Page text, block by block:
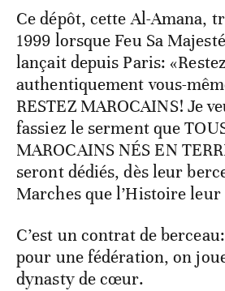
Ce dépôt, cette Al-Amana,
1999 lorsque Feu Sa
lançait depuis Paris: «Restez
authentiquement vous-
RESTEZ MAROCAINS! Je
fassiez le serment que
MAROCAINS NÉS EN
seront dédiés, dès leur
Marches que l’Histoire
C’est un contrat de
pour une fédération, on
dynasty de cœur.